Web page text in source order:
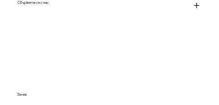
Свържете се с нас
За нас